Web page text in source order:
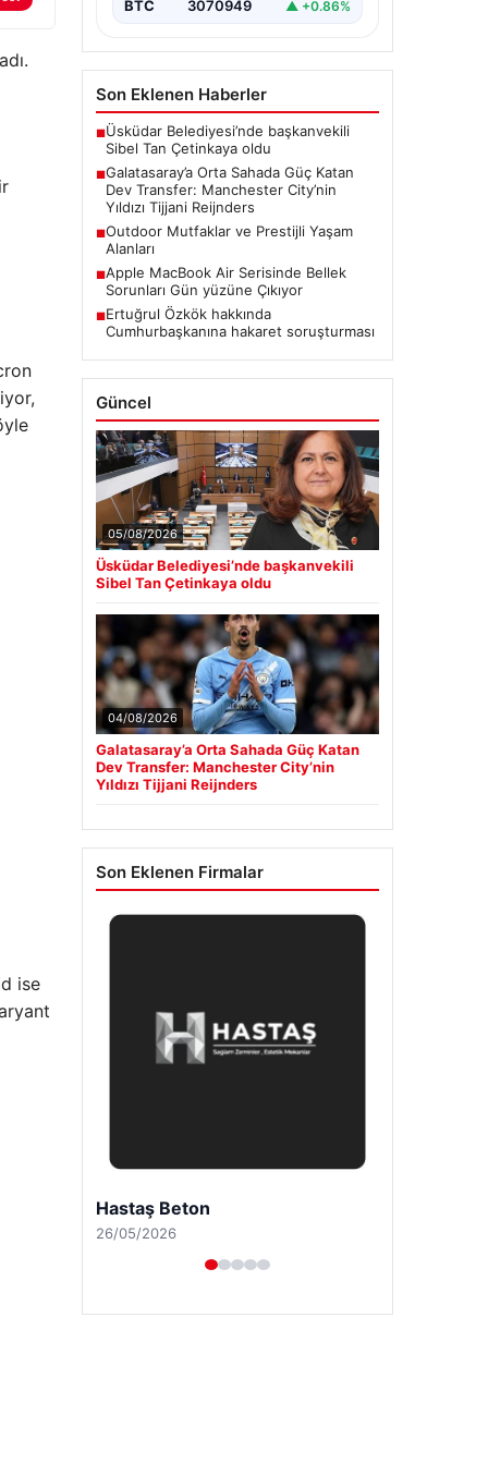
ise
BTC 3070949 ▲ +0.86%
Son Eklenen Haberler
■Üsküdar Belediyesi’nde başkanvekili
Sibel Tan Çetinkaya oldu
■Galatasaray’a Orta Sahada Güç Katan
Dev Transfer: Manchester City’nin
Yıldızı Tijjani Reijnders
■Outdoor Mutfaklar ve Prestijli Yaşam
Alanları
■Apple MacBook Air Serisinde Bellek
Sorunları Gün yüzüne Çıkıyor
■Ertuğrul Özkök hakkında
Cumhurbaşkanına hakaret soruşturması
Güncel
05/08/2026
Üsküdar Belediyesi’nde başkanvekili
Sibel Tan Çetinkaya oldu
04/08/2026
Galatasaray’a Orta Sahada Güç Katan
Dev Transfer: Manchester City’nin
Yıldızı Tijjani Reijnders
Son Eklenen Firmalar
Enes Kaplan Avukatlık Bürosu
28/04/2026